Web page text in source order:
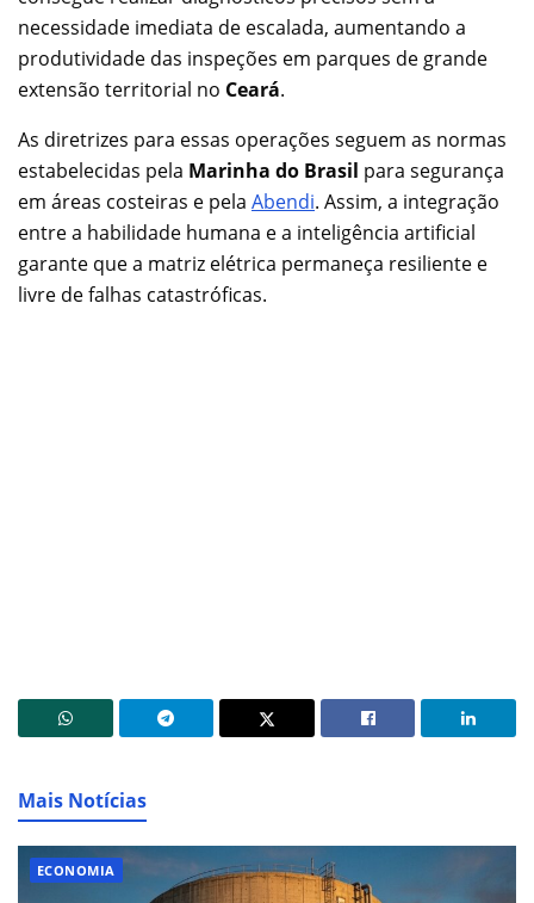
necessidade imediata de escalada, aumentando a
produtividade das inspeções em parques de grande
extensão territorial no Ceará.
As diretrizes para essas operações seguem as normas
estabelecidas pela Marinha do Brasil para segurança
em áreas costeiras e pela Abendi. Assim, a integração
entre a habilidade humana e a inteligência artificial
garante que a matriz elétrica permaneça resiliente e
livre de falhas catastróficas.
Mais Notícias
ECONOMIA